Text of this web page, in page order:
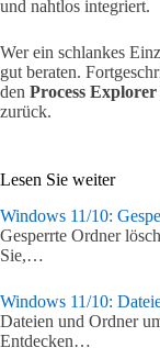
und nahtlos integriert.
Wer ein schlankes
gut beraten.
den Process Explorer
zurück.
Lesen Sie weiter
Windows 11/10:
Gesperrte Ordner
Sie,…
Windows 11/10:
Dateien und Ordner
Entdecken…